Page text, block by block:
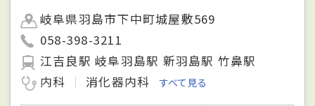
岐阜県羽島市下中町城屋敷569
058-398-3211
江吉良駅 岐阜羽島駅 新羽島駅 竹鼻駅
内科
消化器内科 すべて見る